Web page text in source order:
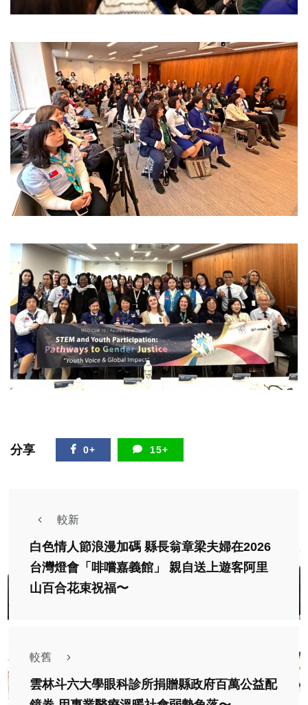
分享 0+ 15+
較新
白色情人節浪漫加碼 縣長翁章梁夫婦在2026
台灣燈會「啡嚐嘉義館」 親自送上遊客阿里
山百合花束祝福〜
較舊
雲林斗六大學眼科診所捐贈縣政府百萬公益配
社會 綜合新聞 科技新知